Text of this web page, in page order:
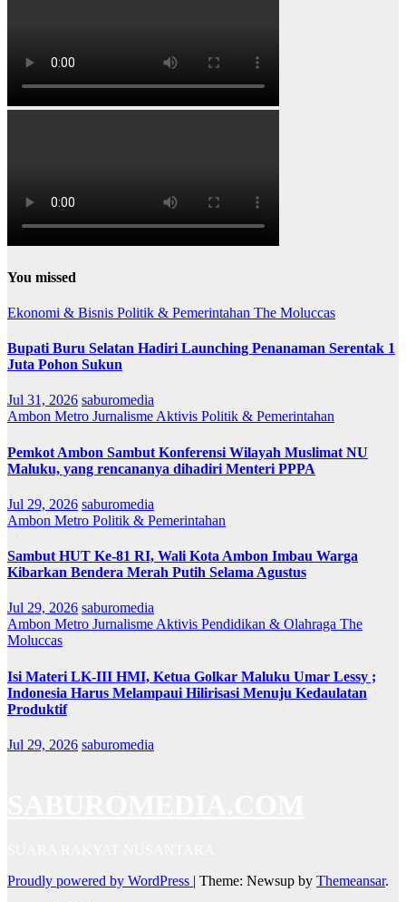
You missed
Ekonomi & Bisnis Politik & Pemerintahan The Moluccas
Bupati Buru Selatan Hadiri Launching Penanaman Serentak 1
Juta Pohon Sukun
Jul 31, 2026 saburomedia
Ambon Metro Jurnalisme Aktivis Politik & Pemerintahan
Pemkot Ambon Sambut Konferensi Wilayah Muslimat NU
Maluku, yang rencananya dihadiri Menteri PPPA
Jul 29, 2026 saburomedia
Ambon Metro Politik & Pemerintahan
Sambut HUT Ke-81 RI, Wali Kota Ambon Imbau Warga
Kibarkan Bendera Merah Putih Selama Agustus
Jul 29, 2026 saburomedia
Ambon Metro Jurnalisme Aktivis Pendidikan & Olahraga The
Moluccas
Isi Materi LK-III HMI, Ketua Golkar Maluku Umar Lessy ;
Indonesia Harus Melampaui Hilirisasi Menuju Kedaulatan
Produktif
Jul 29, 2026 saburomedia
Proudly powered by WordPress | Theme: Newsup by Themeansar.